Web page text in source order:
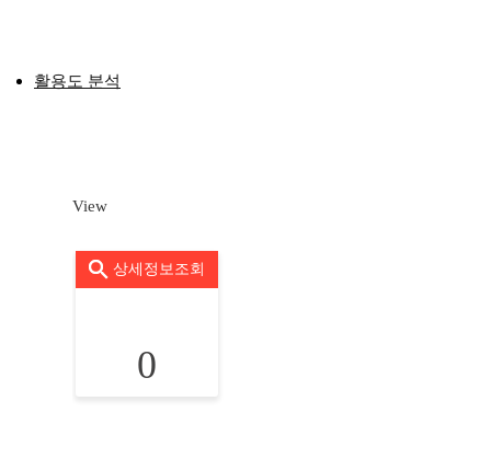
활용도 분석
View
상세정보조회
0